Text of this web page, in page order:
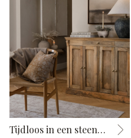
Tijdloos in een steenlook